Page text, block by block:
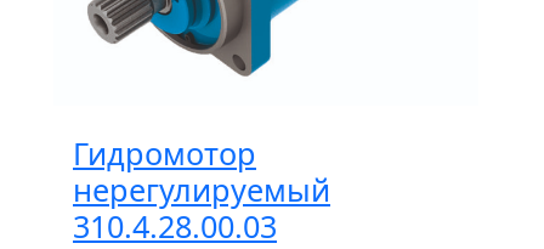
Гидромотор
нерегулируемый
310.4.28.00.03